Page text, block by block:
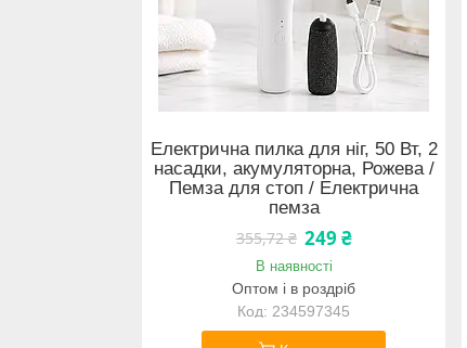
Електрична пилка для ніг, 50 Вт, 2
насадки, акумуляторна, Рожева /
Пемза для стоп / Електрична
пемза
355,72 ₴ 249 ₴
В наявності
Оптом і в роздріб
234597345